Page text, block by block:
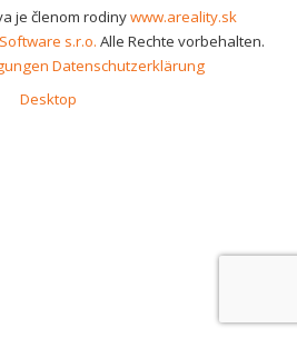
je členom rodinywww.areality.sk
s.r.o. Alle Rechte vorbehalten.
Datenschutzerklärung
Desktop